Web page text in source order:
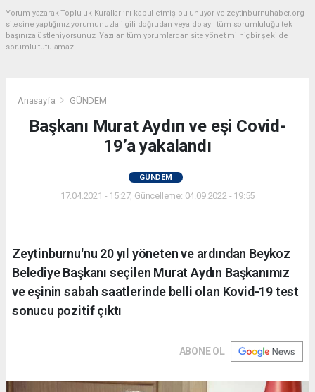
Yorum yazarak Topluluk Kuralları’nı kabul etmiş bulunuyor ve zeytinburnuhaber.org
sitesine yaptığınız yorumunuzla ilgili doğrudan veya dolaylı tüm sorumluluğu tek
başınıza üstleniyorsunuz. Yazılan tüm yorumlardan site yönetimi hiçbir şekilde
sorumlu tutulamaz.
Anasayfa GÜNDEM
Başkanı Murat Aydın ve eşi Covid-
19’a yakalandı
GÜNDEM
17.04.2021 - 15:27, Güncelleme: 04.09.2022 - 19:55
Zeytinburnu'nu 20 yıl yöneten ve ardından Beykoz
Belediye Başkanı seçilen Murat Aydın Başkanımız
ve eşinin sabah saatlerinde belli olan Kovid-19 test
sonucu pozitif çıktı
ABONE OL